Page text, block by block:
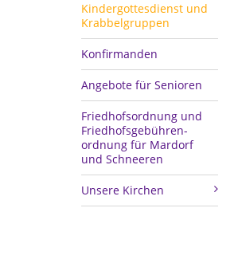
Kindergottesdienst und
Krabbelgruppen
Konfirmanden
Angebote für Senioren
Friedhofsordnung und
Friedhofsgebühren-
ordnung für Mardorf
und Schneeren
Unsere Kirchen